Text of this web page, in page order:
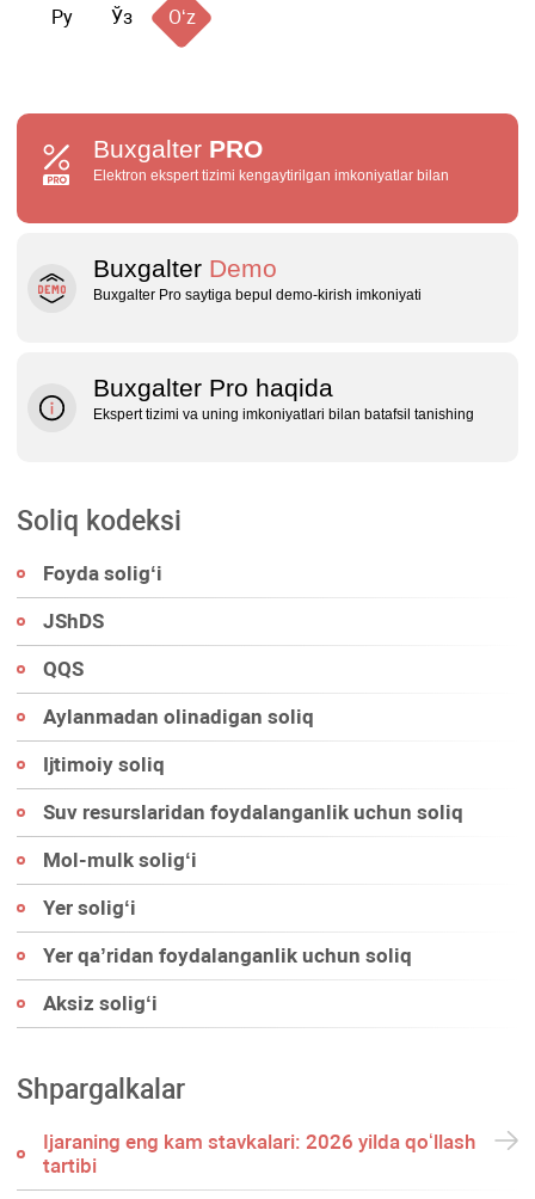
Ру Ўз Oʻz
Buxgalter PRO
Elektron ekspert tizimi kengaytirilgan imkoniyatlar bilan
Buxgalter Demo
Buxgalter Pro saytiga bepul demo‑kirish imkoniyati
Buxgalter Pro haqida
Ekspert tizimi va uning imkoniyatlari bilan batafsil tanishing
Soliq kodeksi
Foyda soligʻi
JShDS
QQS
Aylanmadan olinadigan soliq
Ijtimoiy soliq
Suv resurslaridan foydalanganlik uchun soliq
Mol-mulk soligʻi
Yer soligʻi
Yer qa’ridan foydalanganlik uchun soliq
Aksiz soligʻi
Shpargalkalar
Ijaraning eng kam stavkalari: 2026 yilda qoʻllash
tartibi